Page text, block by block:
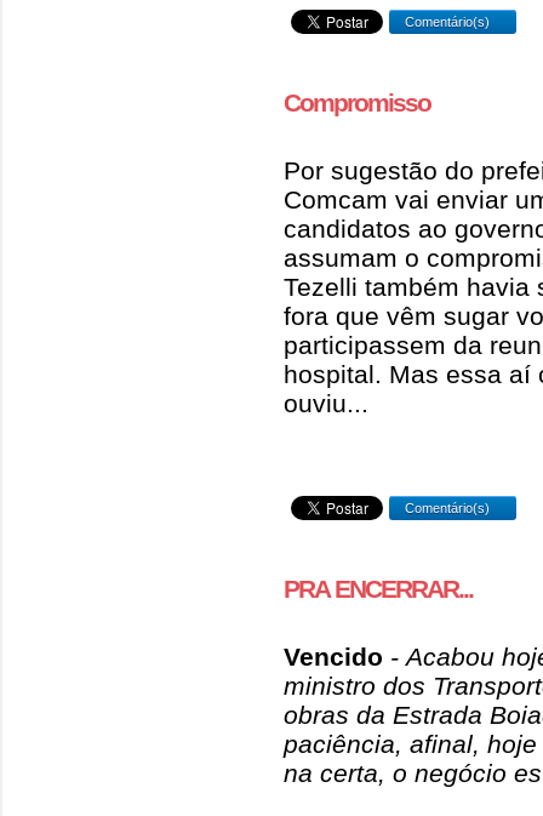
Comentário(s)
Compromisso
Por sugestão do
Comcam vai enviar
candidatos ao
assumam o
Tezelli também havia
fora que vêm sugar
participassem da
hospital. Mas essa aí
ouviu...
Comentário(s)
PRA ENCERRAR...
Vencido - Acabou
ministro dos
obras da Estrada
paciência, afinal,
na certa, o negócio